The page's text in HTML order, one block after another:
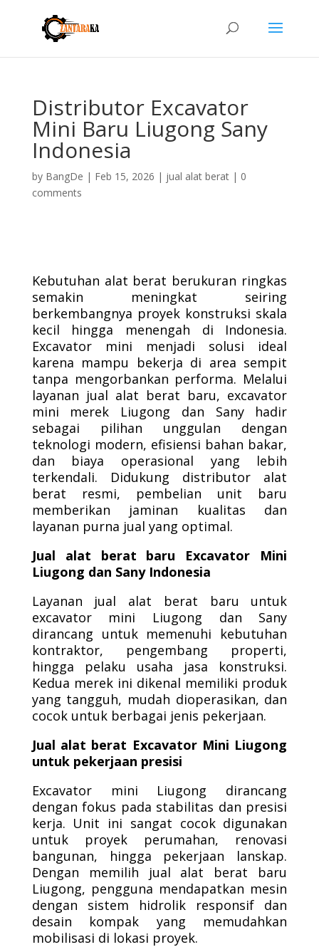
Distributor Excavator
Mini Baru Liugong Sany
Indonesia
by BangDe | Feb 15, 2026 | jual alat berat| 0
comments
Kebutuhan alat berat berukuran ringkas
semakin meningkat seiring
berkembangnya proyek konstruksi skala
kecil hingga menengah di Indonesia.
Excavator mini menjadi solusi ideal
karena mampu bekerja di area sempit
tanpa mengorbankan performa. Melalui
layanan jual alat berat baru, excavator
mini merek Liugong dan Sany hadir
sebagai pilihan unggulan dengan
teknologi modern, efisiensi bahan bakar,
dan biaya operasional yang lebih
terkendali. Didukung distributor alat
berat resmi, pembelian unit baru
memberikan jaminan kualitas dan
layanan purna jual yang optimal.
Jual alat berat baru Excavator Mini
Liugong dan Sany Indonesia
Layanan jual alat berat baru untuk
excavator mini Liugong dan Sany
dirancang untuk memenuhi kebutuhan
kontraktor, pengembang properti,
hingga pelaku usaha jasa konstruksi.
Kedua merek ini dikenal memiliki produk
yang tangguh, mudah dioperasikan, dan
cocok untuk berbagai jenis pekerjaan.
Jual alat berat Excavator Mini Liugong
untuk pekerjaan presisi
Excavator mini Liugong dirancang
dengan fokus pada stabilitas dan presisi
kerja. Unit ini sangat cocok digunakan
untuk proyek perumahan, renovasi
bangunan, hingga pekerjaan lanskap.
Dengan memilih jual alat berat baru
Liugong, pengguna mendapatkan mesin
dengan sistem hidrolik responsif dan
desain kompak yang memudahkan
mobilisasi di lokasi proyek.